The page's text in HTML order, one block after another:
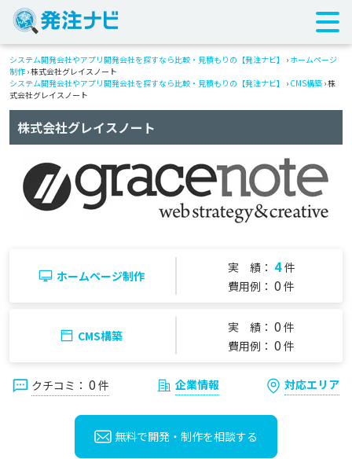
システム開発会社やアプリ開発会社を探すなら比較・見積もりの【発注ナビ】 › ホームページ
制作 › 株式会社グレイスノート
システム開発会社やアプリ開発会社を探すなら比較・見積もりの【発注ナビ】
› CMS構築 › 株
式会社グレイスノート
株式会社グレイスノート
ホームページ制作
実 績： 4件
費用例： 0 件
CMS構築
実 績： 0 件
費用例： 0 件
クチコミ： 0 件 企業情報 対応エリア
無料で開発・制作を相談する